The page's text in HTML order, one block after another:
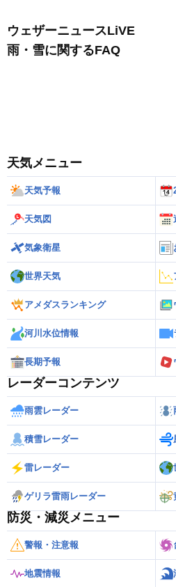
ウェザーニュースLiVE
雨・雪に関するFAQ
天気メニュー
天気予報
天気図
気象衛星
世界天気
アメダスランキング
河川水位情報
長期予報
レーダーコンテンツ
雨雲レーダー
積雪レーダー
雷レーダー
ゲリラ雷雨レーダー
防災・減災メニュー
警報・注意報
地震情報